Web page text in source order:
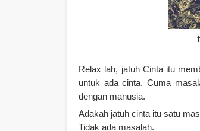
Relax lah, jatuh Cinta itu
untuk ada cinta. Cuma
dengan manusia.
Adakah jatuh cinta itu satu
Tidak ada masalah.